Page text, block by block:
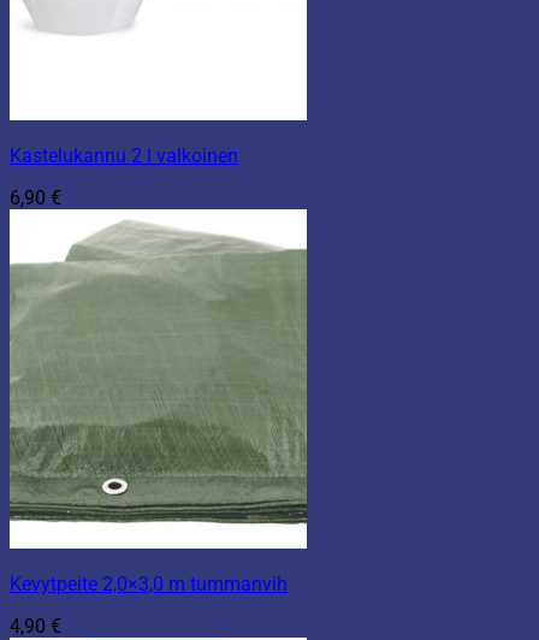
Kastelukannu 2 l valkoinen
6,90 €
Kevytpeite 2,0×3,0 m tummanvih
4,90 €